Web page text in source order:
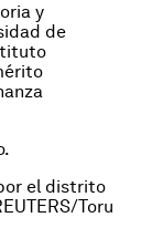
y
de
el distrito
Toru